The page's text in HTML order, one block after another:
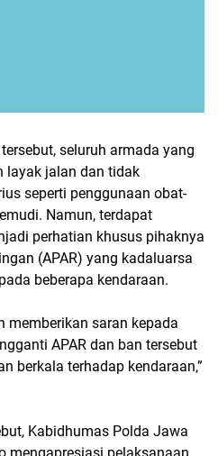
seluruh armada yang
layak jalan dan tidak
seperti penggunaan obat-
Namun, terdapat
perhatian khusus pihaknya
(APAR) yang kadaluarsa
beberapa kendaraan.
memberikan saran kepada
APAR dan ban tersebut
berkala terhadap kendaraan,”
Kabidhumas Polda Jawa